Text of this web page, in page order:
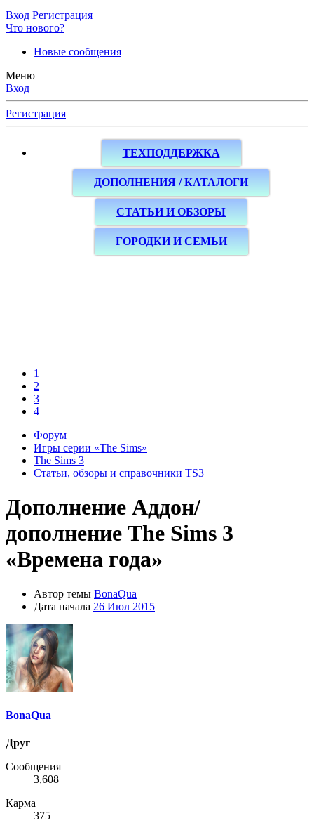
Вход Регистрация
Что нового?
Новые сообщения
Меню
Вход
Регистрация
ТЕХПОДДЕРЖКА
ДОПОЛНЕНИЯ / КАТАЛОГИ
СТАТЬИ И ОБЗОРЫ
ГОРОДКИ И СЕМЬИ
1
2
3
4
Форум
Игры серии «The Sims»
The Sims 3
Статьи, обзоры и справочники TS3
Дополнение Аддон/
дополнение The Sims 3
«Времена года»
Автор темы BonaQua
Дата начала 26 Июл 2015
BonaQua
Друг
Сообщения
3,608
Карма
375